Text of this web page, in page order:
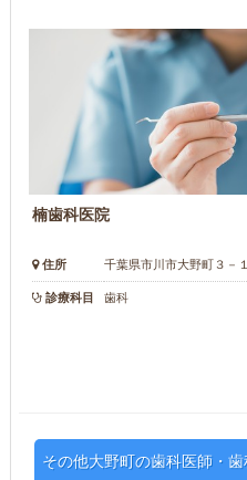
楠歯科医院
住所 千葉県市川市大野町３－
診療科目 歯科
その他大野町の歯科医師・